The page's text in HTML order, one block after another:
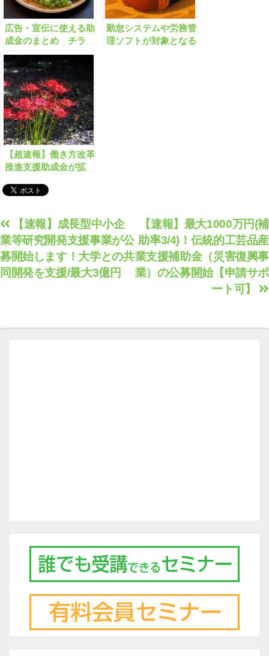
広告・宣伝に使える助
成金のまとめ チラ
シ・ホームページ作
成/ネット広告/創業
【有料会員限定】
勤怠システムや労務管
理ソフトが対象となる
【超速報】働き方改革
推進支援助成金が拡
投
稿
ナ
ビ
【速報】最大1000万円(補
助率3/4)！伝統的工芸品産
業支援補助金（災害復興事
業）の公募開始【申請サポ
ート可】
【速報】成長型中小企
業等研究開発支援事業が公
募開始します！大学との共
同開発を支援/最大3億円